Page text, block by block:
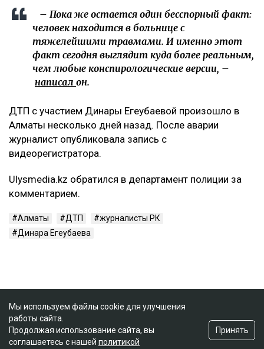
– Пока же остается один бесспорный факт:
человек находится в больнице с
тяжелейшими травмами. И именно этот
факт сегодня выглядит куда более реальным,
чем любые конспирологические версии, –
написал он.
ДТП с участием Динары Егеубаевой произошло в
Алматы несколько дней назад. После аварии
журналист опубликовала запись с
видеорегистратора.
Ulysmedia.kz обратился в департамент полиции за
комментарием.
Алматы ДТП
журналисты РК
Динара Егеубаева
Мы используем файлы cookie для улучшения
работы сайта.
Продолжая использование сайта, вы
соглашаетесь с нашей политикой
Принять